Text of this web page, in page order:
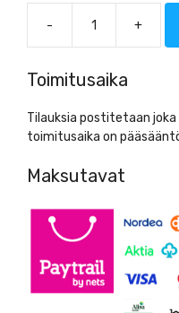
-
5L
+
Toimitusaika
Tilauksia postitetaan
toimitusaika on
Maksutavat